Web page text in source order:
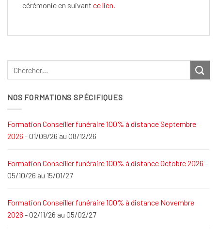
cérémonie en suivant ce lien.
NOS FORMATIONS SPÉCIFIQUES
Formation Conseiller funéraire 100% à distance Septembre
2026 - 01/09/26 au 08/12/26
Formation Conseiller funéraire 100% à distance Octobre 2026 -
05/10/26 au 15/01/27
Formation Conseiller funéraire 100% à distance Novembre
2026 - 02/11/26 au 05/02/27